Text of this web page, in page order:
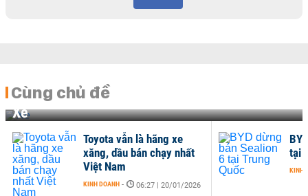
Cùng chủ đề
Xe
Toyota vẫn là hãng xe
xăng, dầu bán chạy nhất
Việt Nam
KINH DOANH - 06:27 | 20/01/2026
tại
KINH